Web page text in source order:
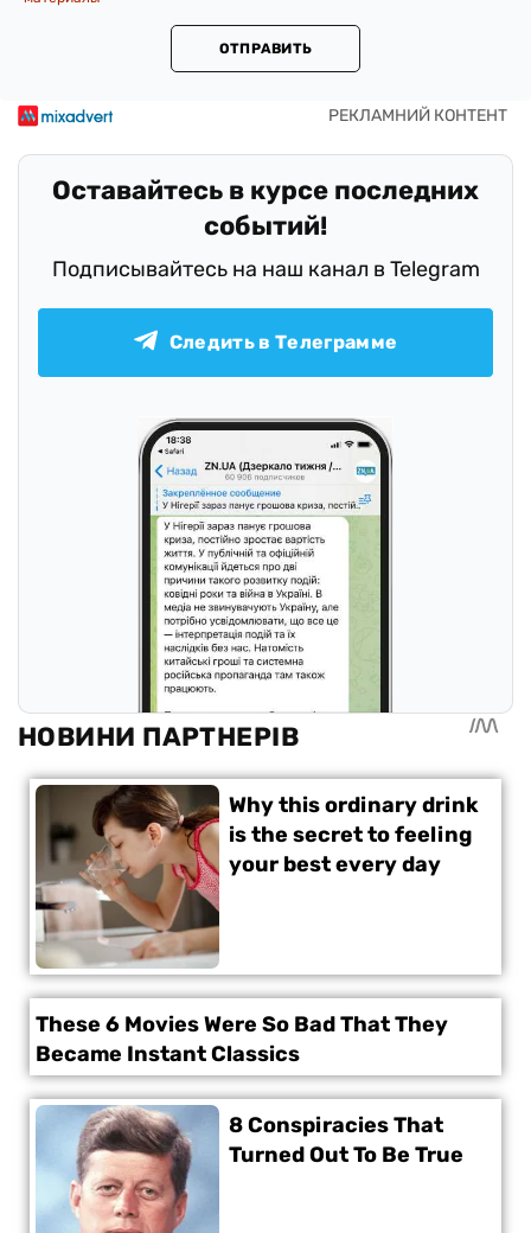
ОТПРАВИТЬ
Оставайтесь в курсе последних
событий!
Подписывайтесь на наш канал в Telegram
Следить в Телеграмме